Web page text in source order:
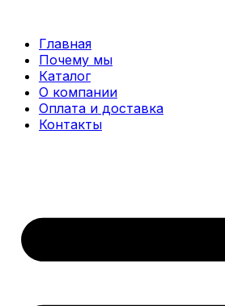
содержимому
Главная
Почему мы
Каталог
О компании
Оплата и доставка
Контакты